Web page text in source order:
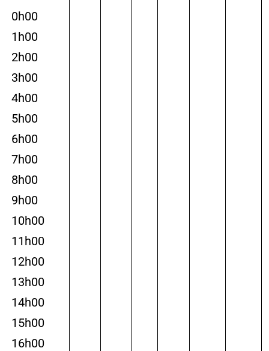
0h00
1h00
2h00
3h00
4h00
5h00
6h00
7h00
8h00
9h00
10h00
11h00
12h00
13h00
14h00
15h00
16h00